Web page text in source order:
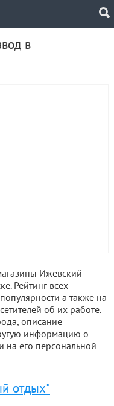
в
Ижевский
Рейтинг всех
а также на
об их работе.
описание
информацию о
на его персональной
отдых"